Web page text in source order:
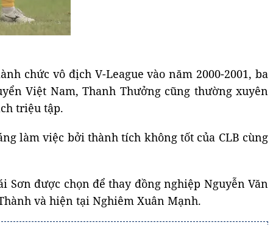
chức vô địch V-League vào năm 2000-2001, ba
Việt Nam, Thanh Thưởng cũng thường xuyên
triệu tập.
làm việc bởi thành tích không tốt của CLB cùng
Sơn được chọn để thay đồng nghiệp Nguyễn Văn
và hiện tại Nghiêm Xuân Mạnh.